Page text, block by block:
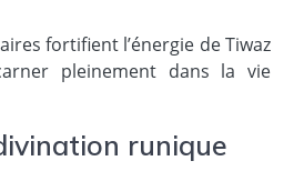
fortifient l’énergie de Tiwaz
pleinement dans la vie
runique